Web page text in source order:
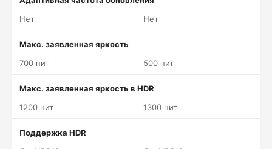
Нет
Нет
Макс. заявленная яркость
700 нит
500 нит
Макс. заявленная яркость в HDR
1200 нит
1300 нит
Поддержка HDR